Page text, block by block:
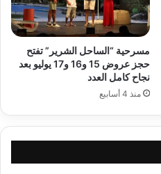
مسرحية “الساحل الشرير” تفتح
حجز عروض 15 و16 و17 يوليو بعد
نجاح كامل العدد
منذ 4 أسابيع